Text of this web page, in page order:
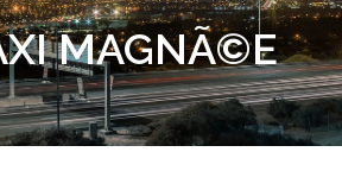
MAGNÃ©E